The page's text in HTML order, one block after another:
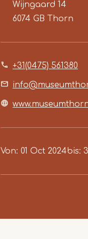
Wijngaard 14
6074 GB Thorn
+31(0475) 561380
Von 01 Oct 2024bis